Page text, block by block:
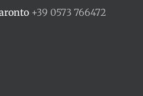
+39 0573 766472